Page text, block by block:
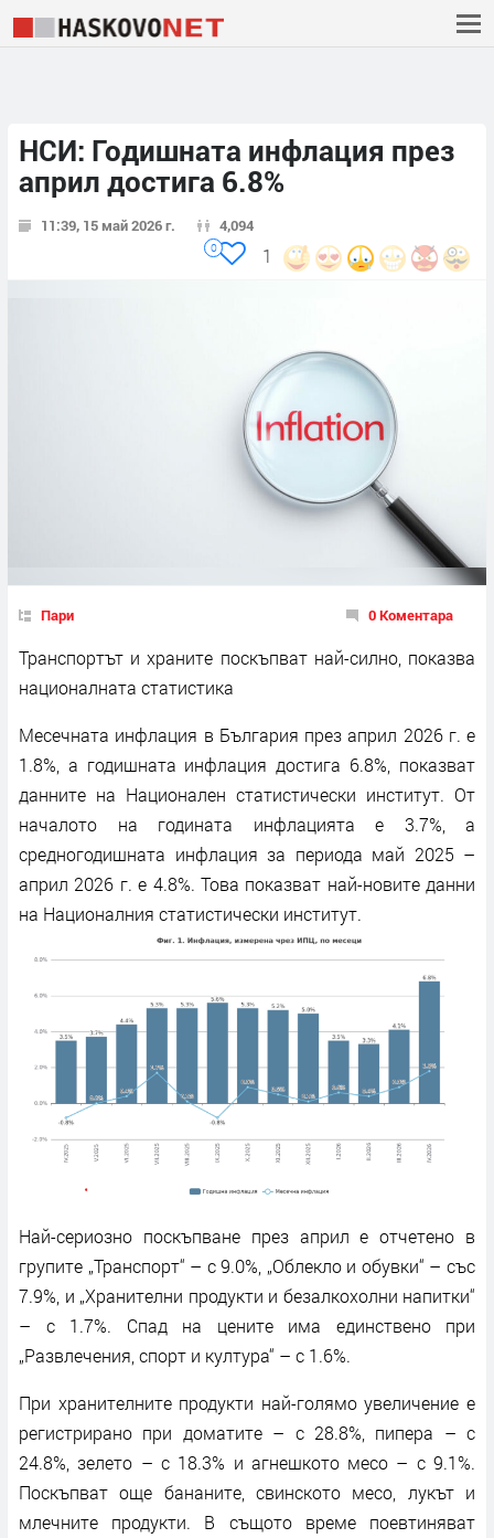
НСИ: Годишната инфлация през
април достига 6.8%
11:39, 15 май 2026 г. 4,094
1
0
Пари 0 Коментара
Транспортът и храните поскъпват най-силно, показва
националната статистика
Месечната инфлация в България през април 2026 г. е
1.8%, а годишната инфлация достига 6.8%, показват
данните на Национален статистически институт. От
началото на годината инфлацията е 3.7%, а
средногодишната инфлация за периода май 2025 –
април 2026 г. е 4.8%. Това показват най-новите данни
на Националния статистически институт.
Най-сериозно поскъпване през април е отчетено в
групите „Транспорт“ – с 9.0%, „Облекло и обувки“ – със
7.9%, и „Хранителни продукти и безалкохолни напитки“
– с 1.7%. Спад на цените има единствено при
„Развлечения, спорт и култура“ – с 1.6%.
При хранителните продукти най-голямо увеличение е
регистрирано при доматите – с 28.8%, пипера – с
24.8%, зелето – с 18.3% и агнешкото месо – с 9.1%.
Поскъпват още бананите, свинското месо, лукът и
млечните продукти. В същото време поевтиняват